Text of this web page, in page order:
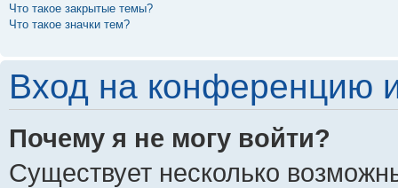
Что такое закрытые темы?
Что такое значки тем?
Вход на конференцию
Почему я не могу войти?
Существует несколько